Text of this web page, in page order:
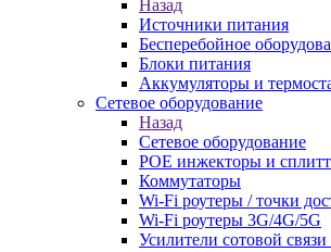
Назад
Источники питания
Бесперебойное
Блоки питания
Аккумуляторы и
Сетевое оборудование
Назад
Сетевое оборудование
POE инжекторы и
Коммутаторы
Wi-Fi роутеры / точки
Wi-Fi роутеры 3G/4G/5G
Усилители сотовой